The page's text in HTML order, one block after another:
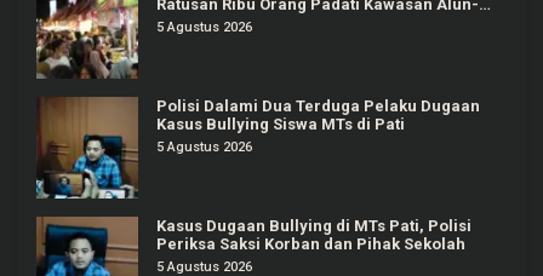
Ratusan Ribu Orang Padati Kawasan Alun-
alun Pati
5 Agustus 2026
Polisi Dalami Dua Terduga Pelaku Dugaan
Kasus Bullying Siswa MTs di Pati
5 Agustus 2026
Kasus Dugaan Bullying di MTs Pati, Polisi
Periksa Saksi Korban dan Pihak Sekolah
5 Agustus 2026